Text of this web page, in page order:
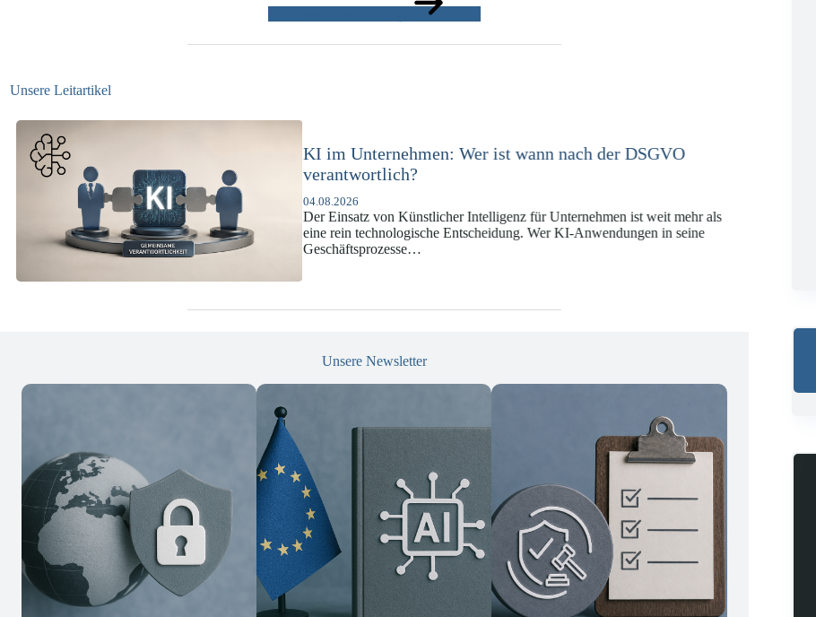
Unsere Leitartikel
KI-Compliance in der Versicherungswirtschaft mit DORA,
DSGVO und KI-VO
07.07.2026
Die europäische Digitalregulierung hat in den vergangenen Jahren eine
enorme Komplexität erreicht, die insbesondere Unternehmen der Finanz-
und Versicherungswirtschaft vor…
Unsere Newsletter